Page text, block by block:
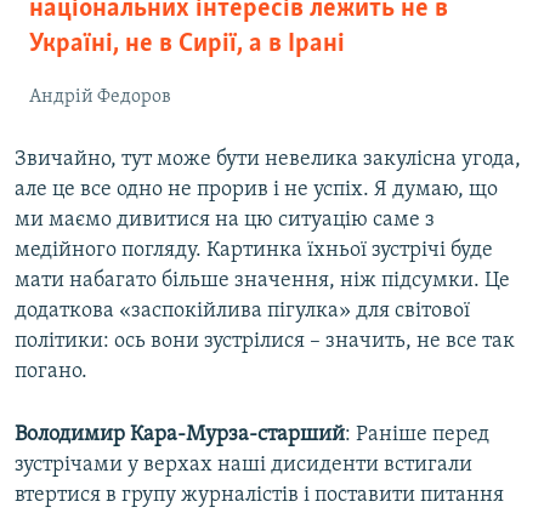
національних інтересів лежить не в
Україні, не в Сирії, а в Ірані
Андрій Федоров
Звичайно, тут може бути невелика закулісна угода,
але це все одно не прорив і не успіх. Я думаю, що
ми маємо дивитися на цю ситуацію саме з
медійного погляду. Картинка їхньої зустрічі буде
мати набагато більше значення, ніж підсумки. Це
додаткова «заспокійлива пігулка» для світової
політики: ось вони зустрілися – значить, не все так
погано.
Володимир Кара-Мурза-старший: Раніше перед
зустрічами у верхах наші дисиденти встигали
втертися в групу журналістів і поставити питання